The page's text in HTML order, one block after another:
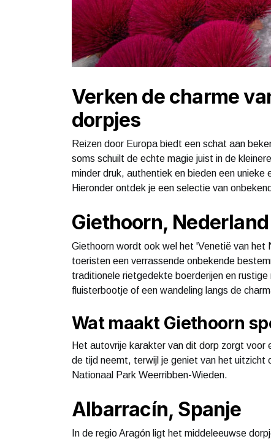
Verken de charme
dorpjes
Reizen door Europa biedt een schat aan
soms schuilt de echte magie juist in de
minder druk, authentiek en bieden een
Hieronder ontdek je een selectie van
Giethoorn, Nederland
Giethoorn wordt ook wel het 'Venetië van
toeristen een verrassende onbekende
traditionele rietgedekte boerderijen en
fluisterbootje of een wandeling langs de
Wat maakt Giethoorn
Het autovrije karakter van dit dorp zorgt
de tijd neemt, terwijl je geniet van het uitzicht
Nationaal Park Weerribben-Wieden.
Albarracín, Spanje
In de regio Aragón ligt het middeleeuwse